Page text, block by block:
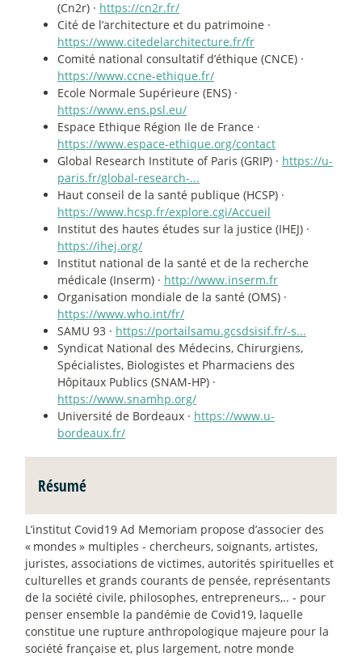
(Cn2r) · https://cn2r.fr/
Cité de l’architecture et du patrimoine ·
https://www.citedelarchitecture.fr/fr
Comité national consultatif d’éthique (CNCE) ·
https://www.ccne-ethique.fr/
Ecole Normale Supérieure (ENS) ·
https://www.ens.psl.eu/
Espace Ethique Région Ile de France ·
https://www.espace-ethique.org/contact
Global Research Institute of Paris (GRIP) · https://u-
paris.fr/global-research-...
Haut conseil de la santé publique (HCSP) ·
https://www.hcsp.fr/explore.cgi/Accueil
Institut des hautes études sur la justice (IHEJ) ·
https://ihej.org/
Institut national de la santé et de la recherche
médicale (Inserm) · http://www.inserm.fr
Organisation mondiale de la santé (OMS) ·
https://www.who.int/fr/
SAMU 93 · https://portailsamu.gcsdsisif.fr/-s...
Syndicat National des Médecins, Chirurgiens,
Spécialistes, Biologistes et Pharmaciens des
Hôpitaux Publics (SNAM-HP) ·
https://www.snamhp.org/
Université de Bordeaux · https://www.u-
bordeaux.fr/
Résumé
L’institut Covid19 Ad Memoriam propose d’associer des
« mondes » multiples - chercheurs, soignants, artistes,
juristes, associations de victimes, autorités spirituelles et
culturelles et grands courants de pensée, représentants
de la société civile, philosophes, entrepreneurs,.. - pour
penser ensemble la pandémie de Covid19, laquelle
constitue une rupture anthropologique majeure pour la
société française et, plus largement, notre monde